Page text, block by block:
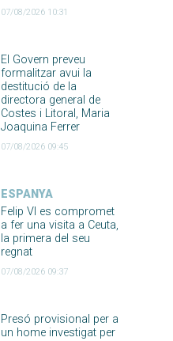
07/08/2026 10:31
El Govern preveu
formalitzar avui la
destitució de la
directora general de
Costes i Litoral, Maria
Joaquina Ferrer
07/08/2026 09:45
ESPANYA
Felip VI es compromet
a fer una visita a Ceuta,
la primera del seu
regnat
07/08/2026 09:37
Presó provisional per a
un home investigat per